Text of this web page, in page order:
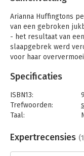
Arianna Huffingtons
van een gebroken
- het resultaat van
slaapgebrek werd
voor haar
succes voelt?
In 'Het nieuwe
het vandaag de dag
meedogenloos
ziekten. Onze huidige
zien, wordt letterlijk
Specificaties
ISBN13:
Trefwoorden:
Taal:
Aantal pagina's:
Expertrecensies